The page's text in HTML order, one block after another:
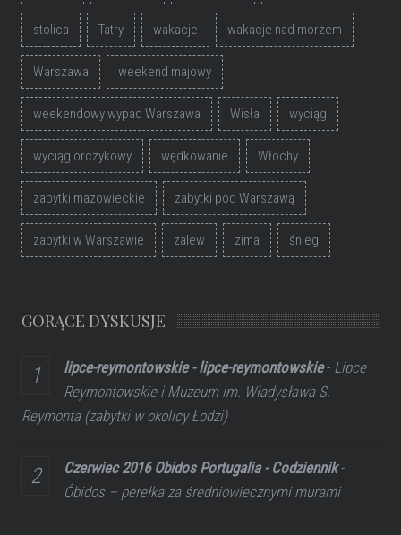
stolica Tatry wakacje wakacje nad morzem
Warszawa weekend majowy
weekendowy wypad Warszawa Wisła wyciąg
wyciąg orczykowy wędkowanie Włochy
zabytki mazowieckie zabytki pod Warszawą
zabytki w Warszawie zalew zima śnieg
GORĄCE DYSKUSJE
lipce-reymontowskie - lipce-reymontowskie- Lipce
Reymontowskie i Muzeum im. Władysława S.
Reymonta (zabytki w okolicy Łodzi)
Czerwiec 2016 Obidos Portugalia - Codziennik-
Óbidos – perełka za średniowiecznymi murami